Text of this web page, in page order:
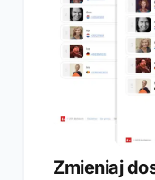
Zmieniaj